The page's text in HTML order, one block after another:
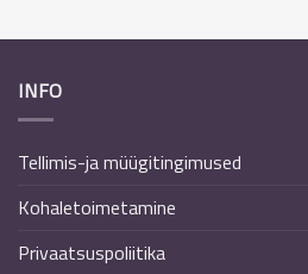
INFO
Tellimis-ja müügitingimused
Kohaletoimetamine
Privaatsuspoliitika